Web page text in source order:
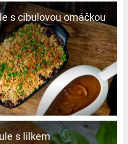
s cibulovou omáčkou
s lilkem